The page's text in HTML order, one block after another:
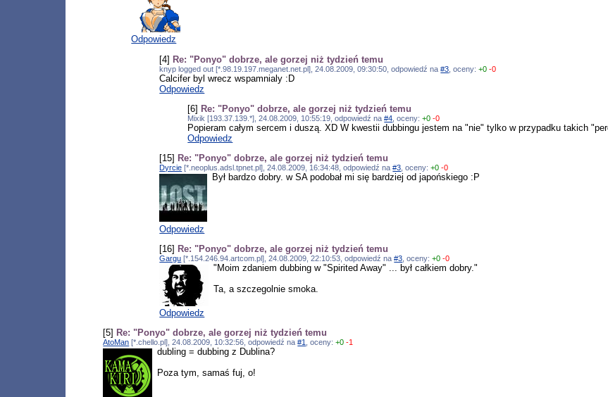
Odpowiedz
[4] Re: "Ponyo" dobrze, ale gorzej niż tydzień temu
knyp logged out [*.98.19.197.meganet.net.pl], 24.08.2009, 09:30:50, odpowiedź na#3 , oceny:+0 -0
Calcifer byl wrecz wspamnialy :D
Odpowiedz
[6] Re: "Ponyo" dobrze, ale gorzej niż tydzień temu
Mixik [193.37.139.*], 24.08.2009, 10:55:19, odpowiedź na#4 , oceny:+0 -0
Popieram całym sercem i duszą. XD W kwestii dubbingu jestem na "nie" tylko w przypadku takich
Odpowiedz
[15] Re: "Ponyo" dobrze, ale gorzej niż tydzień temu
Dyrcie [*.neoplus.adsl.tpnet.pl], 24.08.2009, 16:34:48, odpowiedź na#3 , oceny:+0 -0
Był bardzo dobry. w SA podobał mi się bardziej od japońskiego :P
Odpowiedz
[16] Re: "Ponyo" dobrze, ale gorzej niż tydzień temu
Gargu [*.154.246.94.artcom.pl], 24.08.2009, 22:10:53, odpowiedź na#3 , oceny:+0 -0
"Moim zdaniem dubbing w "Spirited Away" ... był całkiem dobry."
Ta, a szczegolnie smoka.
Odpowiedz
[5] Re: "Ponyo" dobrze, ale gorzej niż tydzień temu
AtoMan [*.chello.pl], 24.08.2009, 10:32:56, odpowiedź na#1, oceny:+0 -1
dubling = dubbing z Dublina?
Poza tym, samaś fuj, o!